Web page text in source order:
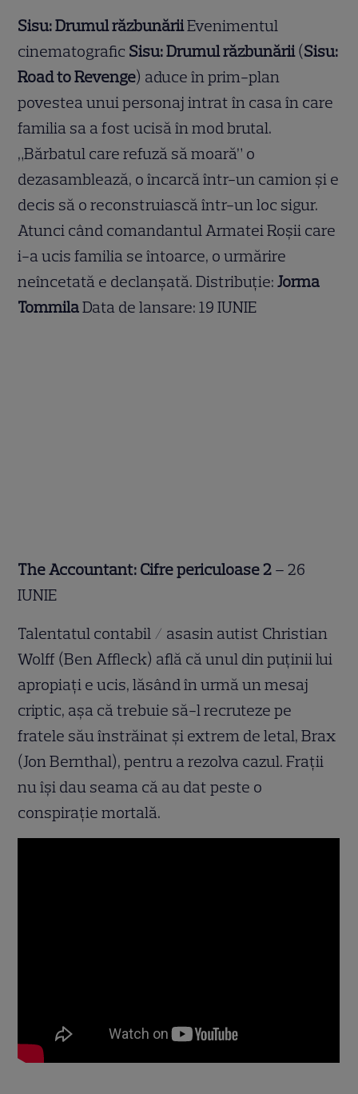
Sisu: Drumul răzbunăriiEvenimentul
cinematografic Sisu: Drumul răzbunării(Sisu:
Road to Revenge) aduce în prim-plan
povestea unui personaj intrat în casa în care
familia sa a fost ucisă în mod brutal.
„Bărbatul care refuză să moară” o
dezasamblează, o încarcă într-un camion și e
decis să o reconstruiască într-un loc sigur.
Atunci când comandantul Armatei Roșii care
i-a ucis familia se întoarce, o urmărire
neîncetată e declanșată. Distribuție:Jorma
TommilaData de lansare: 19 IUNIE
The Accountant: Cifre periculoase 2 – 26
IUNIE
Talentatul contabil / asasin autist Christian
Wolff (Ben Affleck) află că unul din puținii lui
apropiați e ucis, lăsând în urmă un mesaj
criptic, așa că trebuie să-l recruteze pe
fratele său înstrăinat și extrem de letal, Brax
(Jon Bernthal), pentru a rezolva cazul. Frații
nu își dau seama că au dat peste o
conspirație mortală.